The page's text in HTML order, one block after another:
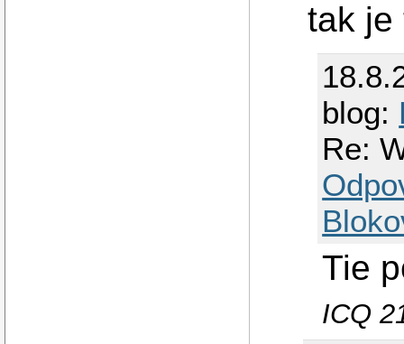
tak je
blog:
Re:
Tie
ICQ